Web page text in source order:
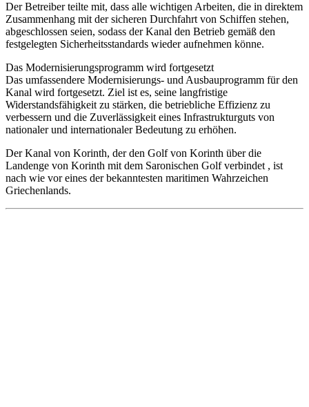
Der Betreiber teilte mit, dass alle wichtigen Arbeiten, die in direktem
Zusammenhang mit der sicheren Durchfahrt von Schiffen stehen,
abgeschlossen seien, sodass der Kanal den Betrieb gemäß den
festgelegten Sicherheitsstandards wieder aufnehmen könne.
Das Modernisierungsprogramm wird fortgesetzt
Das umfassendere Modernisierungs- und Ausbauprogramm für den
Kanal wird fortgesetzt. Ziel ist es, seine langfristige
Widerstandsfähigkeit zu stärken, die betriebliche Effizienz zu
verbessern und die Zuverlässigkeit eines Infrastrukturguts von
nationaler und internationaler Bedeutung zu erhöhen.
Der Kanal von Korinth, der den Golf von Korinth über die
Landenge von Korinth mit dem Saronischen Golf verbindet , ist
nach wie vor eines der bekanntesten maritimen Wahrzeichen
Griechenlands.